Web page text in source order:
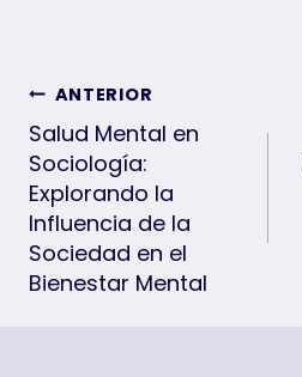
Navegación
De
Entradas
ANTERIOR
Salud Mental en
Sociología:
Explorando la
Influencia de la
Sociedad en el
Bienestar Mental